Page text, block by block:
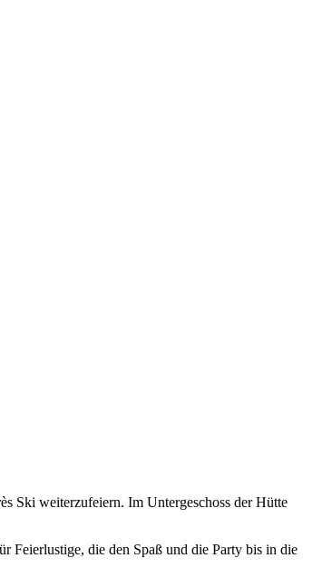
Ski weiterzufeiern. Im Untergeschoss der Hütte
Feierlustige, die den Spaß und die Party bis in die